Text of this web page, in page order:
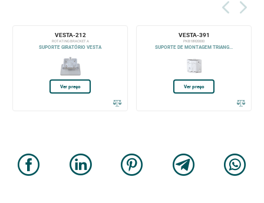
VESTA-212
ROTATING BRACKET A
SUPORTE GIRATÓRIO VESTA
Ver preço
VESTA-391
PKB18920000
SUPORTE DE MONTAGEM TRIANG...
Ver preço